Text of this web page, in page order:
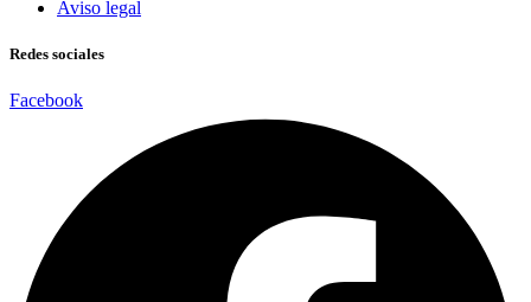
Aviso legal
Redes sociales
Facebook